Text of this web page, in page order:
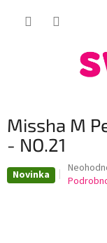
Missha M
- NO.21
Novinka